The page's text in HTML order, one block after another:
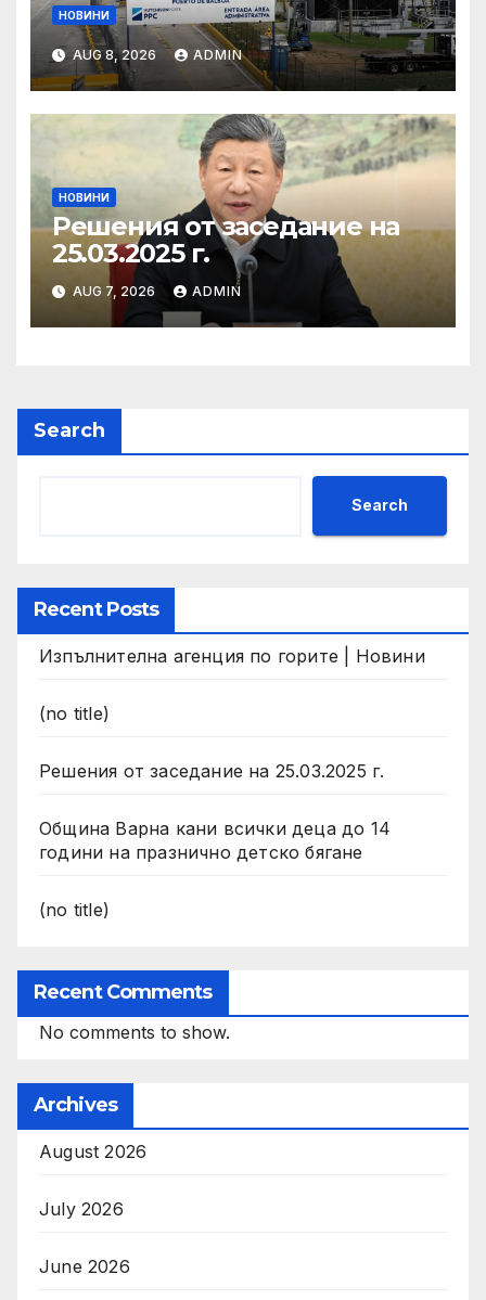
НОВИНИ
AUG 8, 2026 ADMIN
НОВИНИ
Решения от заседание на
25.03.2025 г.
AUG 7, 2026 ADMIN
Search
Search
Recent Posts
Изпълнителна агенция по горите | Новини
(no title)
Решения от заседание на 25.03.2025 г.
Община Варна кани всички деца до 14
години на празнично детско бягане
(no title)
Recent Comments
No comments to show.
Archives
August 2026
July 2026
June 2026